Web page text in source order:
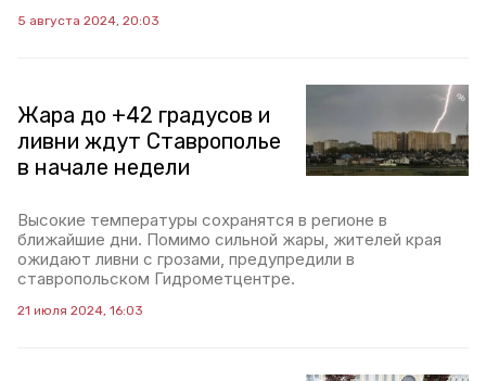
5 августа 2024, 20:03
Жара до +42 градусов и
ливни ждут Ставрополье
в начале недели
Высокие температуры сохранятся в регионе в
ближайшие дни. Помимо сильной жары, жителей края
ожидают ливни с грозами, предупредили в
ставропольском Гидрометцентре.
21 июля 2024, 16:03